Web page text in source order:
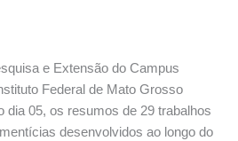
e Extensão do Campus
Federal de Mato Grosso
dia 05, os resumos de 29 trabalhos
desenvolvidos ao longo do